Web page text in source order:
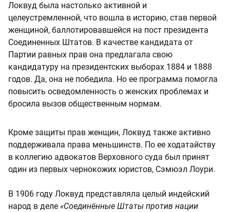
Локвуд была настолько активной и
целеустремленной, что вошла в историю, став первой
женщиной, баллотировавшейся на пост президента
Соединенных Штатов. В качестве кандидата от
Партии равных прав она предлагала свою
кандидатуру на президентских выборах 1884 и 1888
годов. Да, она не победила. Но ее программа помогла
повысить осведомленность о женских проблемах и
бросила вызов общественным нормам.
Кроме защиты прав женщин, Локвуд также активно
поддерживала права меньшинств. По ее ходатайству
в коллегию адвокатов Верховного суда был принят
один из первых чернокожих юристов, Сэмюэл Лоури.
В 1906 году Локвуд представляла целый индейский
народ в деле «Соединённые Штаты против нации